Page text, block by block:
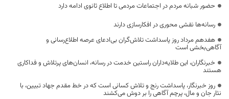
حضور شبانه مردم در اجتماعات مردمی تا اطلاع ثانوی ادامه دارد
رسانه‌ها نقشی محوری در افکارسازی دارند
هفدهم مرداد روز پاسداشت تلاش‌گران بی‌ادعای عرصه اطلاع‌رسانی و
آگاهی‌بخشی است
خبرنگاران، این طلایه‌داران راستین خدمت در رسانه، انسان‌های پرتلاش و فداکاری
هستند
روز خبرنگار، پاسداشت رنج و تلاش کسانی است که در خط مقدم جهاد تبیین، با
نثار جان و مال، پرچم آگاهی را بر دوش می‌کشند